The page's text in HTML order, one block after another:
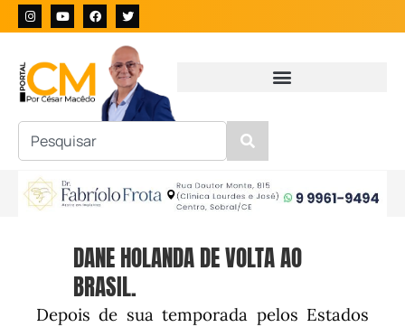
DANE HOLANDA DE VOLTA AO
BRASIL.
Depois de sua temporada pelos Estados